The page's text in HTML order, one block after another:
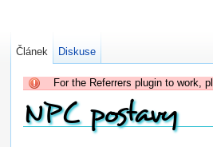
For the Referrers plugin to work,
NPC postavy
Článek Diskuse